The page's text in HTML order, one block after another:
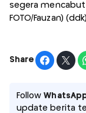
segera mencabut
FOTO/Fauzan) (ddk)
Share
Follow
update berita